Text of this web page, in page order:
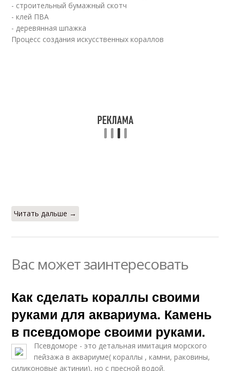
- строительный бумажный скотч
- клей ПВА
- деревянная шпажка
Процесс создания искусственных кораллов
Читать дальше →
Вас может заинтересовать
Как сделать кораллы своими
руками для аквариума. Камень
в псевдоморе своими руками.
Псевдоморе - это детальная имитация морского
пейзажа в аквариуме( кораллы , камни, раковины,
силиконовые актинии), но с пресной водой.